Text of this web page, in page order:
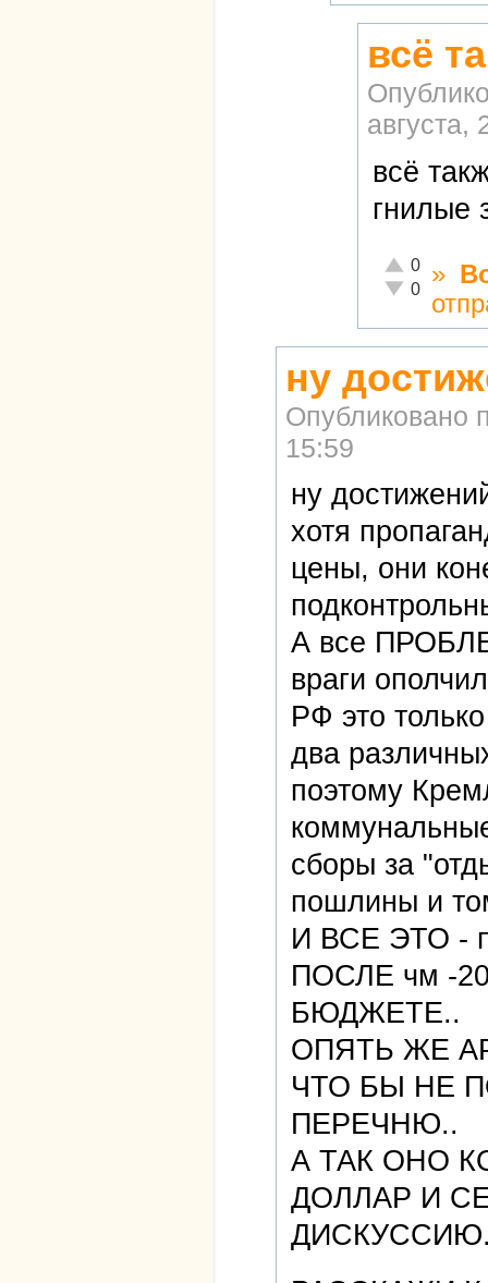
всё
августа,
всё
гнилые
Отлично!
0
Неадекватно!
0
»
ну
Опубликовано
15:59
ну
хотя
цены, они
А все
враги
РФ это
два
поэтому
сборы за
пошлины и
И ВСЕ ЭТО -
ПОСЛЕ чм -
БЮДЖЕТЕ..
ОПЯТЬ ЖЕ
ЧТО БЫ НЕ
ПЕРЕЧНЮ..
А ТАК ОНО
ДОЛЛАР И